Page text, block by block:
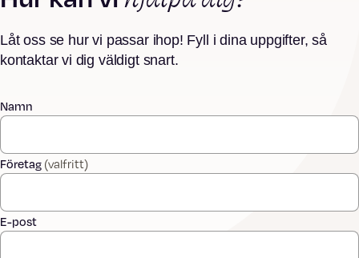
Låt oss se hur vi passar ihop! Fyll i dina uppgifter, så
kontaktar vi dig väldigt snart.
Namn
Företag (valfritt)
E-post